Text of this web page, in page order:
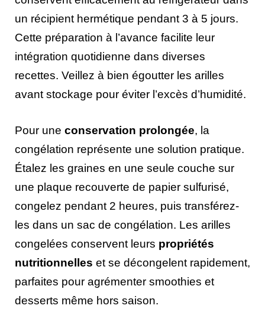
un récipient hermétique pendant 3 à 5 jours.
Cette préparation à l’avance facilite leur
intégration quotidienne dans diverses
recettes. Veillez à bien égoutter les arilles
avant stockage pour éviter l’excès d’humidité.
Pour une conservation prolongée, la
congélation représente une solution pratique.
Étalez les graines en une seule couche sur
une plaque recouverte de papier sulfurisé,
congelez pendant 2 heures, puis transférez-
les dans un sac de congélation. Les arilles
congelées conservent leurs propriétés
nutritionnelles et se décongelent rapidement,
parfaites pour agrémenter smoothies et
desserts même hors saison.